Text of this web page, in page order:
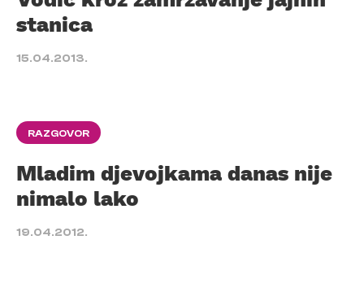
stanica
15.04.2013.
RAZGOVOR
Mladim djevojkama danas nije
nimalo lako
19.04.2012.